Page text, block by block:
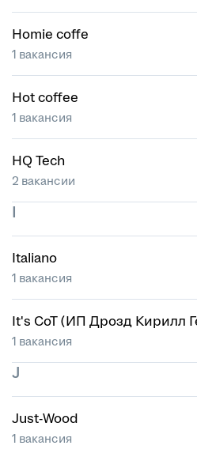
Homie coffe
1 вакансия
Hot coffee
1 вакансия
HQ Tech
2 вакансии
Italiano
1 вакансия
It's CoT (ИП Дрозд Кирилл
1 вакансия
J
Just-Wood
1 вакансия